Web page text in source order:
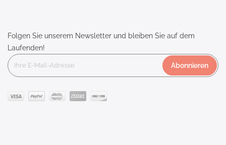
Folgen Sie unserem Newsletter und bleiben Sie auf dem
Laufenden!
Abonnieren